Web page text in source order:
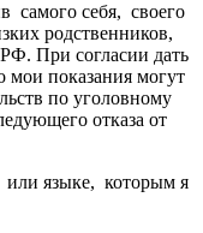
самого себя, своего
родственников,
При согласии дать
мои показания могут
по уголовному
отказа от
языке, которым я